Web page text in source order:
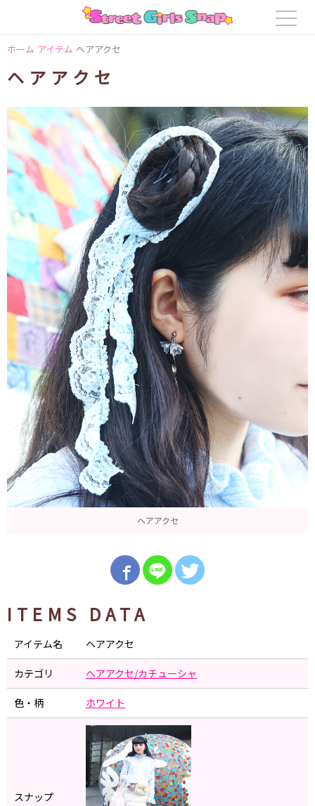
ホーム アイテム ヘアアクセ
ヘアアクセ
ヘアアクセ
ITEMS DATA
アイテム名 ヘアアクセ
カテゴリ ヘアアクセ/カチューシャ
色・柄 ホワイト
スナップ